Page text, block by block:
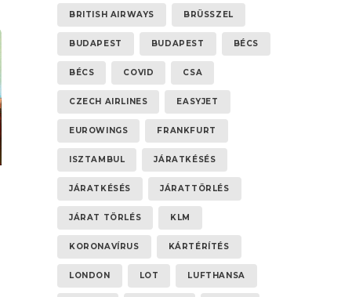
BRITISH AIRWAYS BRÜSSZEL
BUDAPEST BUDAPEST BÉCS
BÉCS COVID CSA
CZECH AIRLINES EASYJET
EUROWINGS FRANKFURT
ISZTAMBUL JÁRATKÉSÉS
JÁRATKÉSÉS JÁRATTÖRLÉS
JÁRAT TÖRLÉS KLM
KORONAVÍRUS KÁRTÉRÍTÉS
LONDON LOT LUFTHANSA